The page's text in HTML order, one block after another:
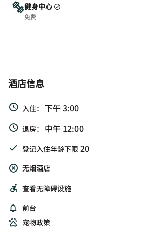
健身中心
免费
酒店信息
入住： 下午 3:00
退房： 中午 12:00
登记入住年龄下限 20
无烟酒店
查看无障碍设施
前台
宠物政策